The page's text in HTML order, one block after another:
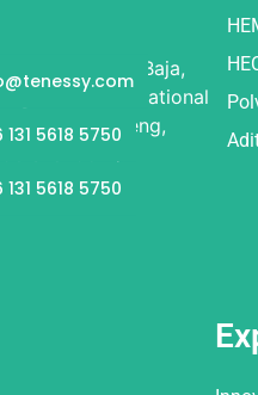
2, Planta Baja,
Times International
de Licheng,
Shandong.
131 5618 5750
131 5618 5750